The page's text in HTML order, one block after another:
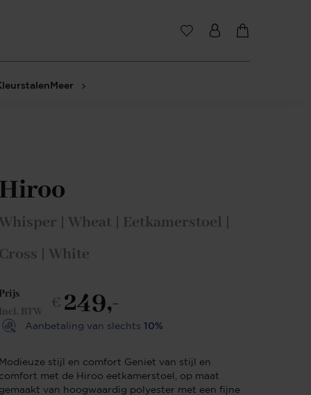
Meer
Hiroo
Whisper | Wheat | Eetkamerstoel |
Cross | White
Prijs
Incl. BTW
€ 249,-
Aanbetaling van slechts 10%
Modieuze stijl en comfort Geniet van stijl en
comfort met de Hiroo eetkamerstoel, op maat
gemaakt van hoogwaardig polyester met een fijne